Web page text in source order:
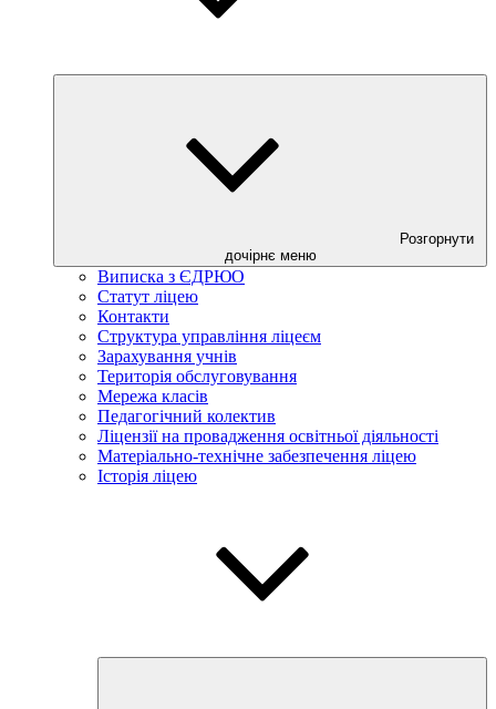
Розгорнути
дочірнє меню
Виписка з ЄДРЮО
Статут ліцею
Контакти
Структура управління ліцеєм
Зарахування учнів
Територія обслуговування
Мережа класів
Педагогічний колектив
Ліцензії на провадження освітньої діяльності
Матеріально-технічне забезпечення ліцею
Історія ліцею